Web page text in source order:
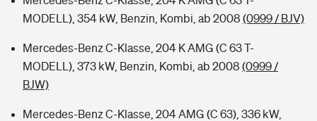
MODELL), 354 kW, Benzin, Kombi, ab 2008 (0999 / BJV)
Mercedes-Benz C-Klasse, 204 K AMG (C 63 T-
MODELL), 373 kW, Benzin, Kombi, ab 2008 (0999 /
BJW)
Mercedes-Benz C-Klasse, 204 AMG (C 63), 336 kW,